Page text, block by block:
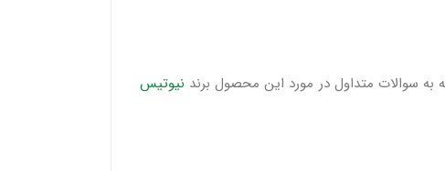
به سوالات متداول در مورد این محصول برند نیوتیس